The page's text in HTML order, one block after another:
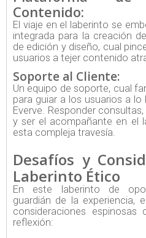
Contenido:
El viaje en el laberinto se
integrada para la creación
de edición y diseño, cual
usuarios a tejer contenido
Soporte al Cliente:
Un equipo de soporte, cual
para guiar a los usuarios a
Everve. Responder
y ser el acompañante en el
esta compleja travesía.
Desafíos y
Laberinto Ético
En este laberinto de
guardián de la experiencia,
consideraciones
reflexión: